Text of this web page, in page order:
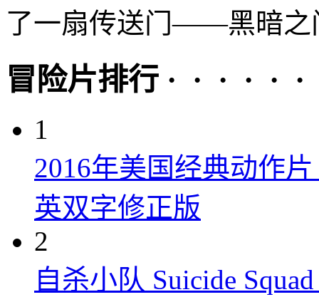
了一扇传送门——黑暗
冒险片排行 · · · · · ·
1
2016年美国经典动作
英双字修正版
2
自杀小队 Suicide